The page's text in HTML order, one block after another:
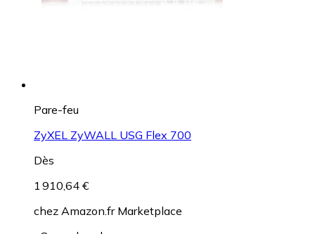
Pare-feu
ZyXEL ZyWALL USG Flex 700
Dès
1 910,64 €
chez Amazon.fr Marketplace